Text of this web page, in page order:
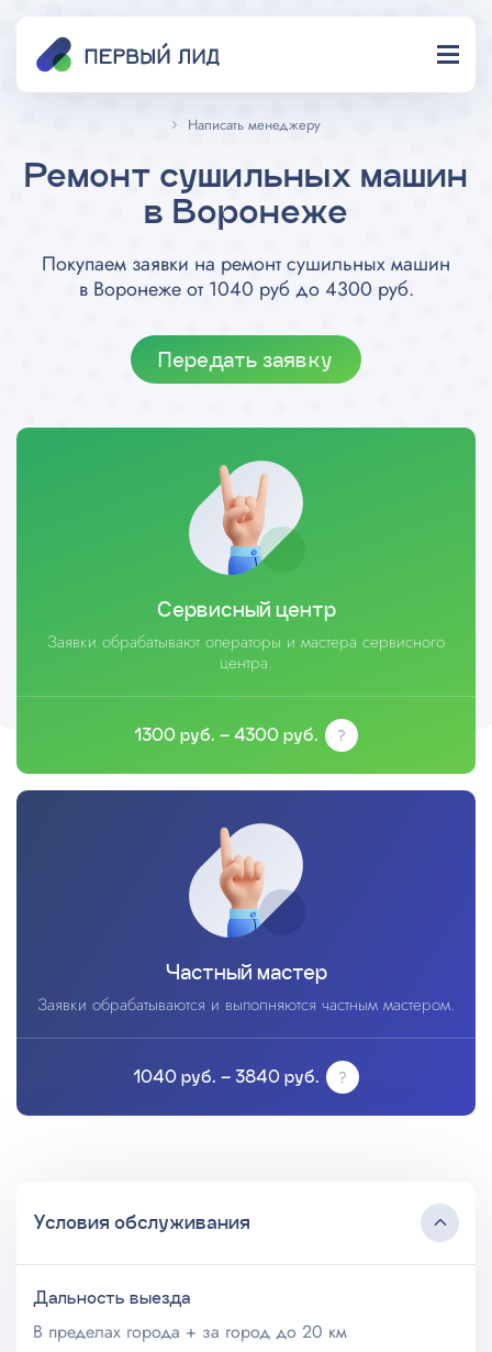
Написать менеджеру
Ремонт сушильных машин
в Воронеже
Покупаем заявки на ремонт сушильных машин
в Воронеже от 1040 руб до 4300 руб.
Передать заявку
Сервисный центр
Заявки обрабатывают операторы и мастера сервисного
центра.
1300 руб. – 4300 руб.
Частный мастер
Заявки обрабатываются и выполняются частным мастером.
1040 руб. – 3840 руб.
Условия обслуживания
Дальность выезда
В пределах города + за город до 20 км